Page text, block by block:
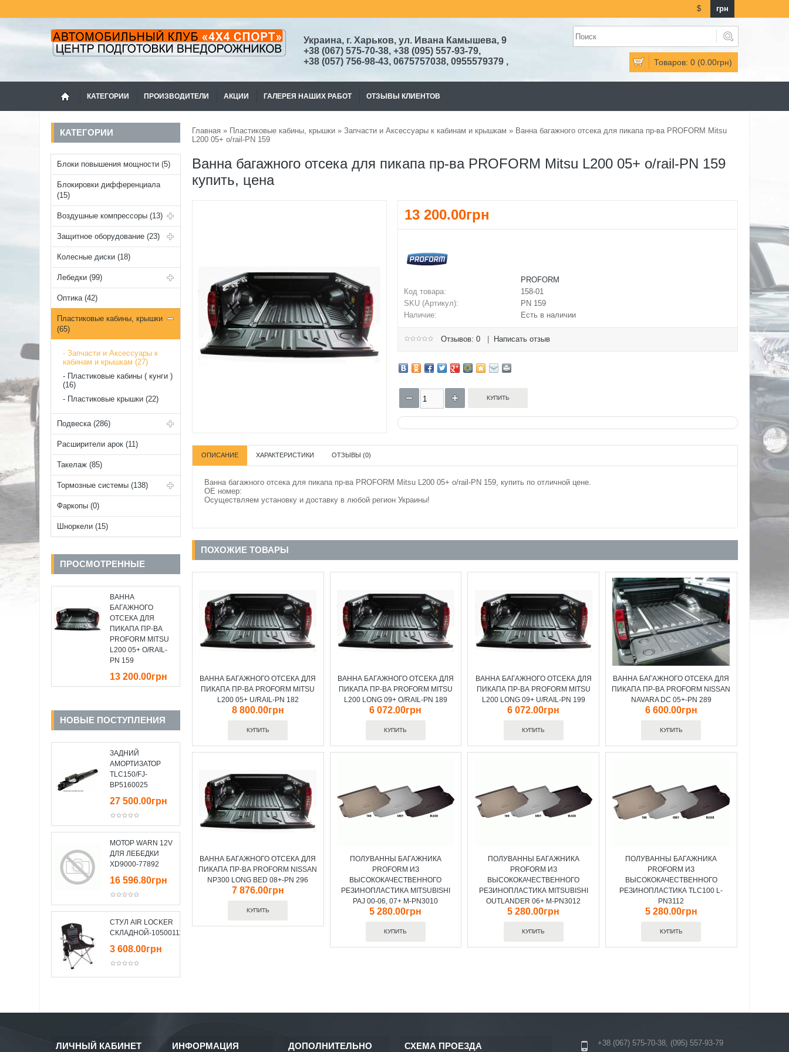
$ грн
Товаров: 0 (0.00грн)
Украина, г. Харьков, ул. Ивана Камышева, 9
+38 (067) 575-70-38, +38 (095) 557-93-79,
+38 (057) 756-98-43, 0675757038, 0955579379 ,
КАТЕГОРИИ ПРОИЗВОДИТЕЛИ АКЦИИ ГАЛЕРЕЯ НАШИХ РАБОТ ОТЗЫВЫ КЛИЕНТОВ
КАТЕГОРИИ
Блоки повышения мощности (5)
Блокировки дифференциала
(15)
Воздушные компрессоры (13)
Защитное оборудование (23)
Колесные диски (18)
Лебедки (99)
Оптика (42)
Пластиковые кабины, крышки
(65)
Запчасти и Аксессуары к
кабинам и крышкам (27)
Пластиковые кабины ( кунги )
(16)
Пластиковые крышки (22)
Подвеска (286)
Расширители арок (11)
Такелаж (85)
Тормозные системы (138)
Фаркопы (0)
Шноркели (15)
ПРОСМОТРЕННЫЕ
ВАННА
БАГАЖНОГО
ОТСЕКА ДЛЯ
ПИКАПА ПР-ВА
PROFORM MITSU
L200 05+ O/RAIL-
PN 159
13 200.00грн
НОВЫЕ ПОСТУПЛЕНИЯ
ЗАДНИЙ
АМОРТИЗАТОР
TLC150/FJ-
BP5160025
27 500.00грн
МОТОР WARN 12V
ДЛЯ ЛЕБЕДКИ
XD9000-77892
16 596.80грн
СТУЛ AIR LOCKER
СКЛАДНОЙ-10500111
3 608.00грн
Главная » Пластиковые кабины, крышки » Запчасти и Аксессуары к кабинам и крышкам » Ванна багажного отсека для пикапа пр-ва PROFORM Mitsu
L200 05+ o/rail-PN 159
Ванна багажного отсека для пикапа пр-ва PROFORM Mitsu L200 05+ o/rail-PN 159
купить, цена
13 200.00грн
PROFORM
Код товара:
158-01
SKU (Артикул):
PN 159
Наличие:
Есть в наличии
Отзывов: 0 Написать отзыв
ОПИСАНИЕ ХАРАКТЕРИСТИКИ ОТЗЫВЫ (0)
Ванна багажного отсека для пикапа пр-ва PROFORM Mitsu L200 05+ o/rail-PN 159, купить по отличной цене.
OE номер:
Осуществляем установку и доставку в любой регион Украины!
ПОХОЖИЕ ТОВАРЫ
ВАННА БАГАЖНОГО ОТСЕКА ДЛЯ
ПИКАПА ПР-ВА PROFORM MITSU
L200 05+ U/RAIL-PN 182
8 800.00грн
ВАННА БАГАЖНОГО ОТСЕКА ДЛЯ
ПИКАПА ПР-ВА PROFORM MITSU
L200 LONG 09+ O/RAIL-PN 189
6 072.00грн
ВАННА БАГАЖНОГО ОТСЕКА ДЛЯ
ПИКАПА ПР-ВА PROFORM MITSU
L200 LONG 09+ U/RAIL-PN 199
6 072.00грн
ВАННА БАГАЖНОГО ОТСЕКА ДЛЯ
ПИКАПА ПР-ВА PROFORM NISSAN
NAVARA DC 05+-PN 289
6 600.00грн
ВАННА БАГАЖНОГО ОТСЕКА ДЛЯ
ПИКАПА ПР-ВА PROFORM NISSAN
NP300 LONG BED 08+-PN 296
7 876.00грн
ПОЛУВАННЫ БАГАЖНИКА
PROFORM ИЗ
ВЫСОКОКАЧЕСТВЕННОГО
РЕЗИНОПЛАСТИКА MITSUBISHI
PAJ 00-06, 07+ M-PN3010
5 280.00грн
ПОЛУВАННЫ БАГАЖНИКА
PROFORM ИЗ
ВЫСОКОКАЧЕСТВЕННОГО
РЕЗИНОПЛАСТИКА MITSUBISHI
OUTLANDER 06+ M-PN3012
5 280.00грн
ПОЛУВАННЫ БАГАЖНИКА
PROFORM ИЗ
ВЫСОКОКАЧЕСТВЕННОГО
РЕЗИНОПЛАСТИКА TLC100 L-
PN3112
5 280.00грн
ЛИЧНЫЙ КАБИНЕТ ИНФОРМАЦИЯ ДОПОЛНИТЕЛЬНО СХЕМА ПРОЕЗДА +38 (067) 575-70-38, (095) 557-93-79